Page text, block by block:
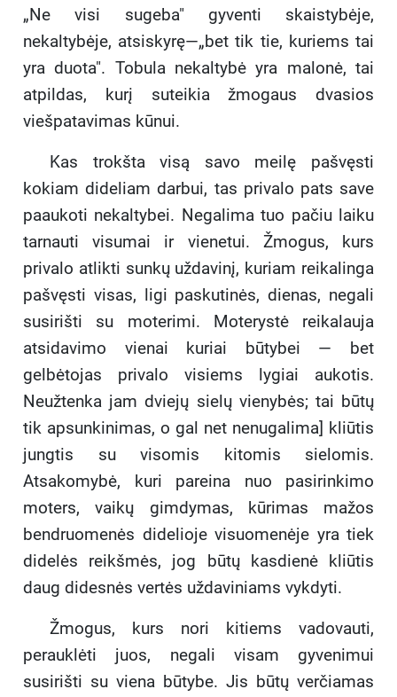
„Ne visi sugeba" gyventi skaistybėje,
nekaltybėje, atsiskyrę—„bet tik tie, kuriems tai
yra duota". Tobula nekaltybė yra malonė, tai
atpildas, kurį suteikia žmogaus dvasios
viešpatavimas kūnui.
Kas trokšta visą savo meilę pašvęsti
kokiam dideliam darbui, tas privalo pats save
paaukoti nekaltybei. Negalima tuo pačiu laiku
tarnauti visumai ir vienetui. Žmogus, kurs
privalo atlikti sunkų uždavinį, kuriam reikalinga
pašvęsti visas, ligi paskutinės, dienas, negali
susirišti su moterimi. Moterystė reikalauja
atsidavimo vienai kuriai būtybei — bet
gelbėtojas privalo visiems lygiai aukotis.
Neužtenka jam dviejų sielų vienybės; tai būtų
tik apsunkinimas, o gal net nenugalima] kliūtis
jungtis su visomis kitomis sielomis.
Atsakomybė, kuri pareina nuo pasirinkimo
moters, vaikų gimdymas, kūrimas mažos
bendruomenės didelioje visuomenėje yra tiek
didelės reikšmės, jog būtų kasdienė kliūtis
daug didesnės vertės uždaviniams vykdyti.
Žmogus, kurs nori kitiems vadovauti,
perauklėti juos, negali visam gyvenimui
susirišti su viena būtybe. Jis būtų verčiamas